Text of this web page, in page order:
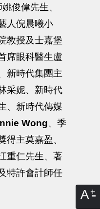
A
俊偉先生、
人倪晨曦小
教授及士嘉堡
席眼科醫生盧
新時代集團主
采妮、新時代
、新時代傳媒
Wong、季
得主莫嘉盈、
重仁先生、著
特許會計師任